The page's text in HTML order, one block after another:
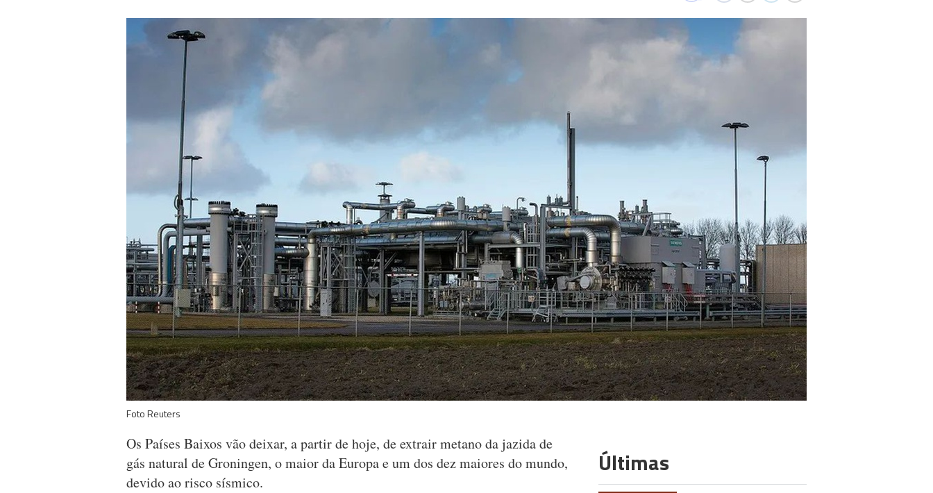
Foto Reuters
Os Países Baixos vão deixar, a partir de hoje, de extrair metano da jazida de
gás natural de Groningen, o maior da Europa e um dos dez maiores do mundo,
devido ao risco sísmico.
Últimas